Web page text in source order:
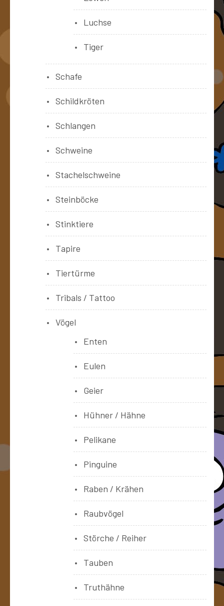
Luchse
Tiger
Schafe
Schildkröten
Schlangen
Schweine
Stachelschweine
Steinböcke
Stinktiere
Tapire
Tiertürme
Tribals / Tattoo
Vögel
Enten
Eulen
Geier
Hühner / Hähne
Pelikane
Pinguine
Raben / Krähen
Raubvögel
Störche / Reiher
Tauben
Truthähne